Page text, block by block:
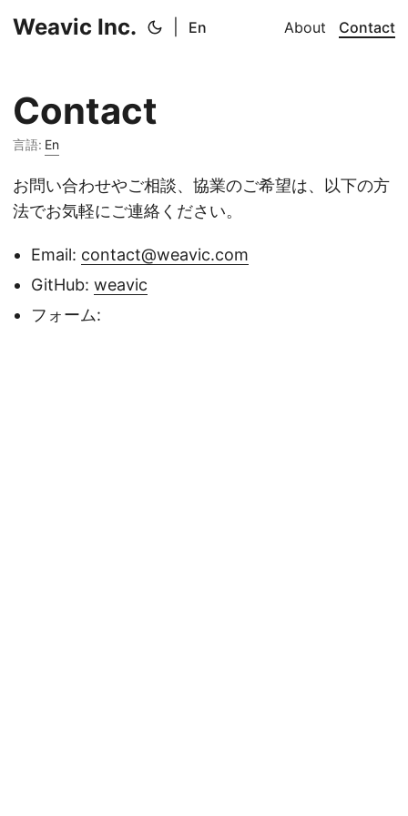
Weavic Inc. En About Contact
Contact
言語: En
お問い合わせやご相談、協業のご希望は、以下の方
法でお気軽にご連絡ください。
Email: contact@weavic.com
GitHub: weavic
フォーム: